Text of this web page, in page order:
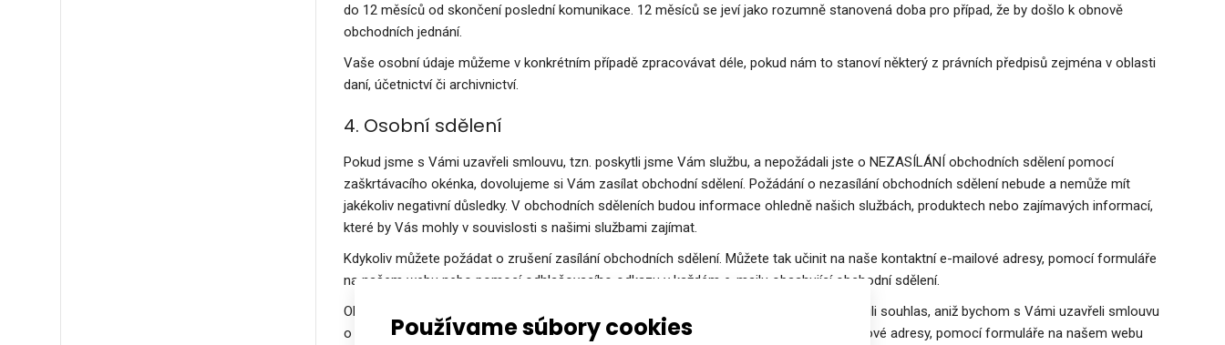
Používame súbory cookies
do 12 měsíců od skončení poslední komunikace. 12 měsíců se jeví jako rozumně stanovená doba pro případ, že by došlo k obnově
obchodních jednání.
Vaše osobní údaje můžeme v konkrétním případě zpracovávat déle, pokud nám to stanoví některý z právních předpisů zejména v oblasti
daní, účetnictví či archivnictví.
4. Osobní sdělení
Pokud jsme s Vámi uzavřeli smlouvu, tzn. poskytli jsme Vám službu, a nepožádali jste o NEZASÍLÁNÍ obchodních sdělení pomocí
zaškrtávacího okénka, dovolujeme si Vám zasílat obchodní sdělení. Požádání o nezasílání obchodních sdělení nebude a nemůže mít
jakékoliv negativní důsledky. V obchodních sděleních budou informace ohledně našich službách, produktech nebo zajímavých informací,
které by Vás mohly v souvislosti s našimi službami zajímat.
Kdykoliv můžete požádat o zrušení zasílání obchodních sdělení. Můžete tak učinit na naše kontaktní e-mailové adresy, pomocí formuláře
na našem webu nebo pomocí odhlašovacího odkazu v každém e-mailu obsahující obchodní sdělení.
Obchodní sdělení Vám také můžeme zasílat, pokud jste nám pro tento účel předem udělili souhlas, aniž bychom s Vámi uzavřeli smlouvu
o našich službách. Tento souhlas lze kdykoliv odvolat zprávou na naše kontaktní e-mailové adresy, pomocí formuláře na našem webu